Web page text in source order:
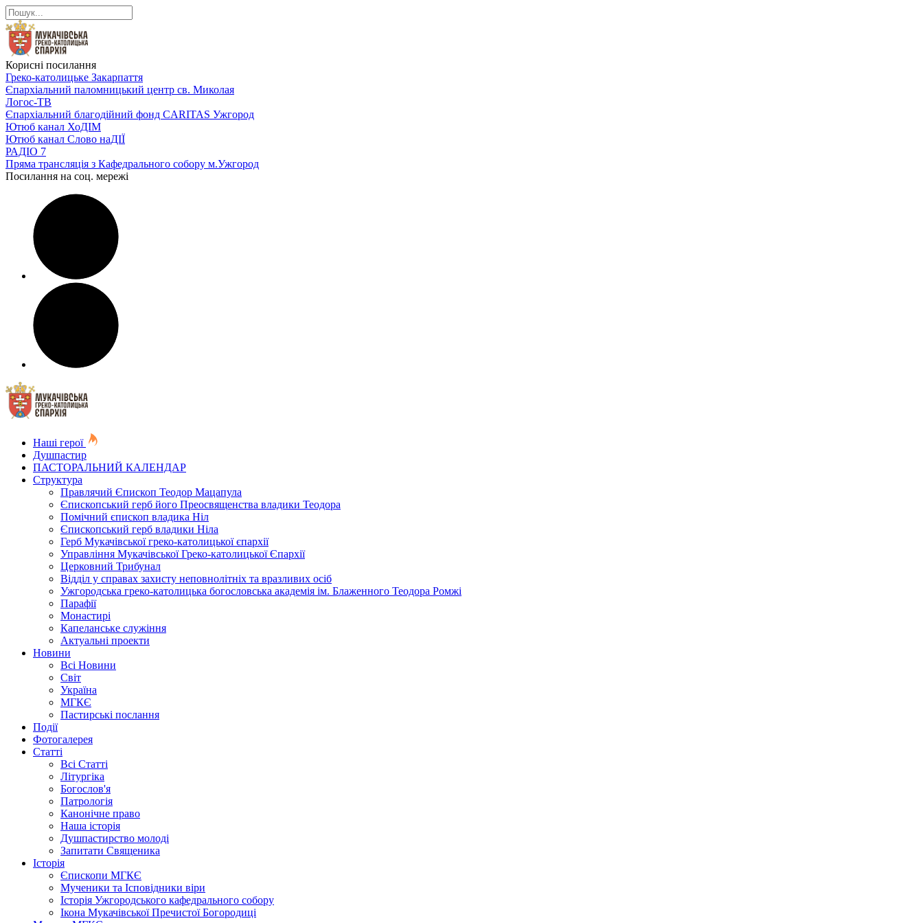
Корисні посилання
Греко-католицьке Закарпаття
Єпархіальний паломницький центр св. Миколая
Логос-ТВ
Єпархіальний благодійний фонд CARITAS Ужгород
Ютюб канал ХоДІМ
Ютюб канал Слово наДІЇ
РАДІО 7
Пряма трансляція з Кафедрального собору м.Ужгород
Посилання на соц. мережі
Наші герої
Душпастир
ПАСТОРАЛЬНИЙ КАЛЕНДАР
Структура
Правлячий Єпископ Теодор Мацапула
Єпископський герб його Преосвященства владики Теодора
Помічний єпископ владика Ніл
Єпископський герб владики Ніла
Герб Мукачівської греко-католицької єпархії
Управління Мукачівської Греко-католицької Єпархії
Церковний Трибунал
Відділ у справах захисту неповнолітніх та вразливих осіб
Ужгородська греко-католицька богословська академія ім. Блаженного Теодора Ромжі
Парафії
Монастирі
Капеланське служіння
Актуальні проекти
Новини
Всі Новини
Світ
Україна
МГКЄ
Пастирські послання
Події
Фотогалерея
Статті
Всі Статті
Літургіка
Богослов'я
Патрологія
Канонічне право
Наша історія
Душпастирство молоді
Запитати Священика
Історія
Єпископи МГКЄ
Мученики та Ісповідники віри
Історія Ужгородського кафедрального собору
Ікона Мукачівської Пречистої Богородиці